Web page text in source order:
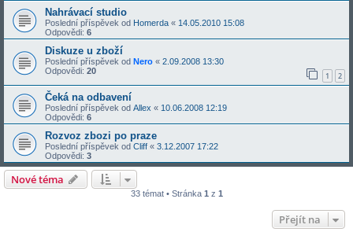
Nahrávací studio
Poslední příspěvek od Homerda « 14.05.2010 15:08
Odpovědi: 6
Diskuze u zboží
Poslední příspěvek od Nero « 2.09.2008 13:30
Odpovědi: 20 1 2
Čeká na odbavení
Poslední příspěvek od Allex « 10.06.2008 12:19
Odpovědi: 6
Rozvoz zbozi po praze
Poslední příspěvek od Cliff « 3.12.2007 17:22
Odpovědi: 3
Nové téma
33 témat • Stránka 1 z 1
Přejít na